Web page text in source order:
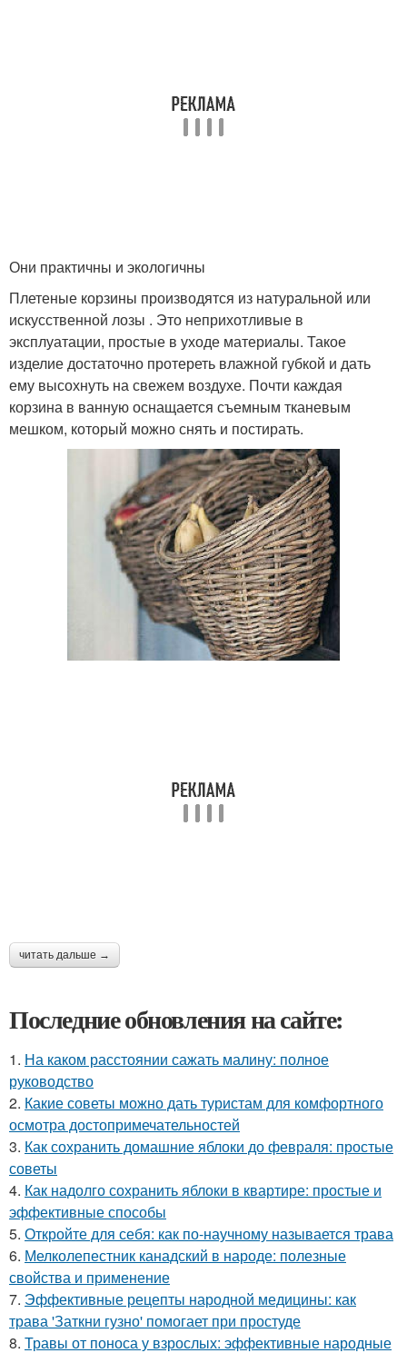
Они практичны и экологичны
Плетеные корзины производятся из натуральной или
искусственной лозы . Это неприхотливые в
эксплуатации, простые в уходе материалы. Такое
изделие достаточно протереть влажной губкой и дать
ему высохнуть на свежем воздухе. Почти каждая
корзина в ванную оснащается съемным тканевым
мешком, который можно снять и постирать.
читать дальше →
Последние обновления на сайте:
1. На каком расстоянии сажать малину: полное
руководство
2. Какие советы можно дать туристам для комфортного
осмотра достопримечательностей
3. Как сохранить домашние яблоки до февраля: простые
советы
4. Как надолго сохранить яблоки в квартире: простые и
эффективные способы
5. Откройте для себя: как по-научному называется трава
6. Мелколепестник канадский в народе: полезные
свойства и применение
7. Эффективные рецепты народной медицины: как
трава 'Заткни гузно' помогает при простуде
8. Травы от поноса у взрослых: эффективные народные